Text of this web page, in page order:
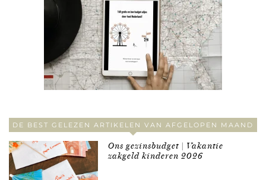
DE BEST GELEZEN ARTIKELEN VAN AFGELOPEN MAAND
Ons gezinsbudget | Vakantie
zakgeld kinderen 2026